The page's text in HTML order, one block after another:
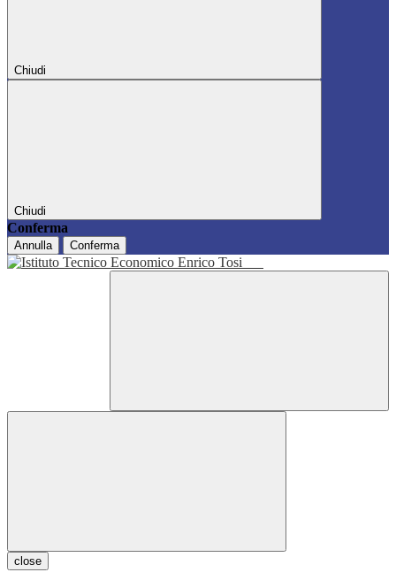
Chiudi
Chiudi
Conferma
Annulla Conferma
close